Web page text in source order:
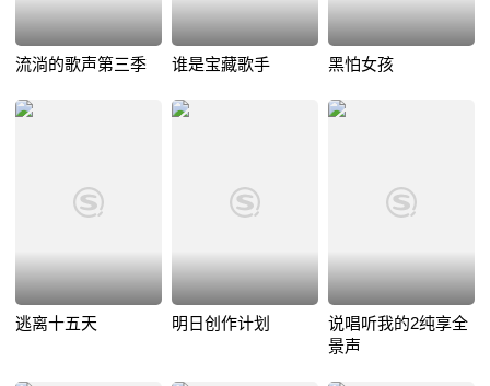
流淌的歌声第三季 谁是宝藏歌手 黑怕女孩
逃离十五天 明日创作计划
说唱听我的2纯享全
景声